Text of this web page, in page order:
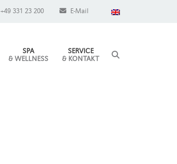
+49 331 23 200 E-Mail
SPA
& WELLNESS
SERVICE
& KONTAKT